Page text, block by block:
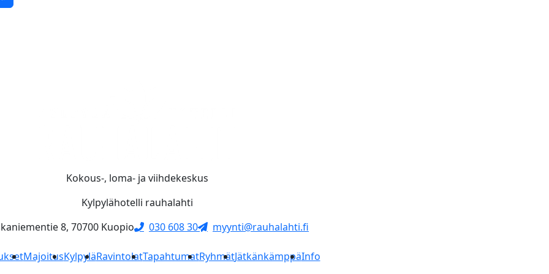
Kokous-, loma- ja viihdekeskus
Kylpylähotelli rauhalahti
8, 70700 Kuopio
030 608 30 myynti@rauhalahti.fi
MajoitusKylpyläRavintolatTapahtumatRyhmätJätkänkämppäInfo